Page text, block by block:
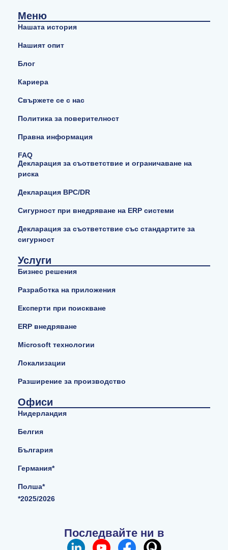
Меню
Нашата история
Нашият опит
Блог
Кариера
Свържете се с нас
Политика за поверителност
Правна информация
FAQ
Декларация за съответствие и ограничаване на
риска
Декларация BPC/DR
Сигурност при внедряване на ERP системи
Декларация за съответствие със стандартите за
сигурност
Услуги
Бизнес решения
Разработка на приложения
Експерти при поискване
ERP внедряване
Microsoft технологии
Локализации
Разширение за производство
Офиси
Нидерландия
Белгия
България
Германия*
Полша*
*2025/2026
Последвайте ни в